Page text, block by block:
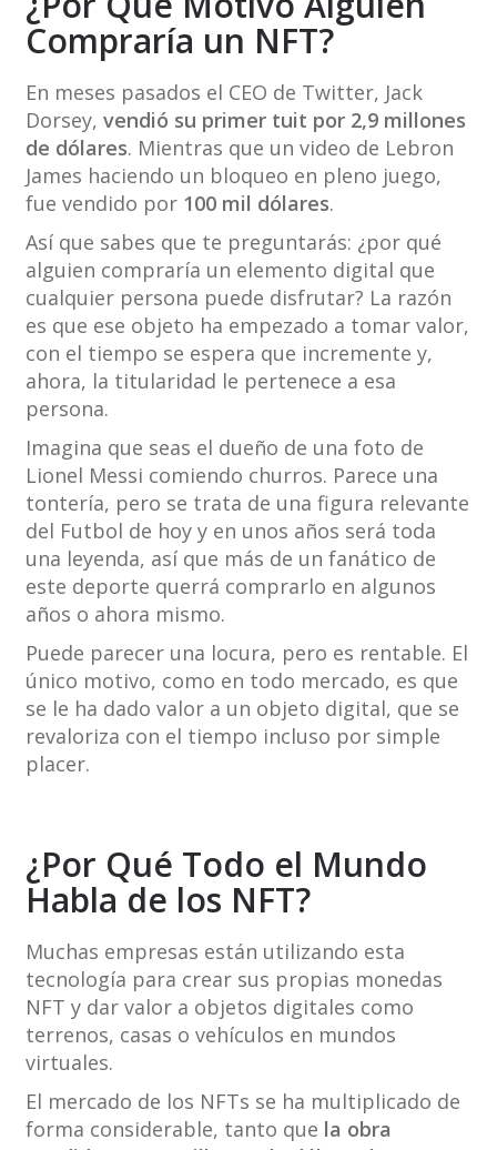
Compraría un NFT?
En meses pasados el CEO de Twitter, Jack
Dorsey, vendió su primer tuit por 2,9 millones
de dólares. Mientras que un video de Lebron
James haciendo un bloqueo en pleno juego,
fue vendido por 100 mil dólares.
Así que sabes que te preguntarás: ¿por qué
alguien compraría un elemento digital que
cualquier persona puede disfrutar? La razón
es que ese objeto ha empezado a tomar valor,
con el tiempo se espera que incremente y,
ahora, la titularidad le pertenece a esa
persona.
Imagina que seas el dueño de una foto de
Lionel Messi comiendo churros. Parece una
tontería, pero se trata de una figura relevante
del Futbol de hoy y en unos años será toda
una leyenda, así que más de un fanático de
este deporte querrá comprarlo en algunos
años o ahora mismo.
Puede parecer una locura, pero es rentable. El
único motivo, como en todo mercado, es que
se le ha dado valor a un objeto digital, que se
revaloriza con el tiempo incluso por simple
placer.
¿Por Qué Todo el Mundo
Habla de los NFT?
Muchas empresas están utilizando esta
tecnología para crear sus propias monedas
NFT y dar valor a objetos digitales como
terrenos, casas o vehículos en mundos
virtuales.
El mercado de los NFTs se ha multiplicado de
forma considerable, tanto que la obra